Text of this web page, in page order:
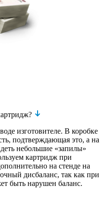
изготовителе. В коробке
подтверждающая это, а на
небольшие «запилы»
картридж при
на стенде на
дисбаланс, так как при
быть нарушен баланс.